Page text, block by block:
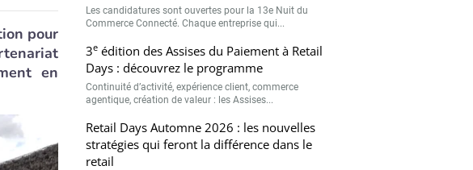
pour
en
Les candidatures sont ouvertes pour la 13e Nuit du
Commerce Connecté. Chaque entreprise qui...
3eédition des Assises du Paiement à Retail
Days : découvrez le programme
Continuité d’activité, expérience client, commerce
agentique, création de valeur : les Assises...
Retail Days Automne 2026 : les nouvelles
stratégies qui feront la différence dans le
retail